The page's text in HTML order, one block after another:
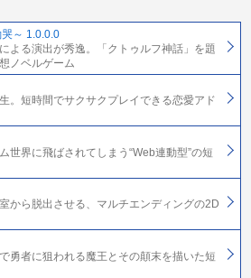
～ 1.0.0.0
よる演出が秀逸。「クトゥルフ神話」を題
ノベルゲーム
。短時間でサクサクプレイできる恋愛アド
世界に飛ばされてしまう“Web連動型”の短
から脱出させる、マルチエンディングの2D
勇者に狙われる魔王とその顛末を描いた短